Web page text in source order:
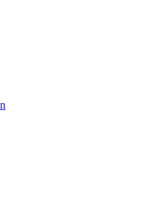
Beautyblog
schön:
Beautyblog